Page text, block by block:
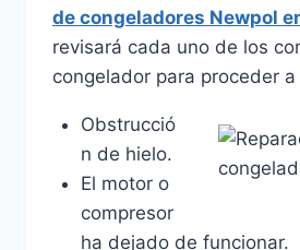
de congeladores Newpol
revisará cada uno de los
congelador para proceder
Obstrucció
n de hielo.
El motor o
compresor
ha dejado de funcionar.